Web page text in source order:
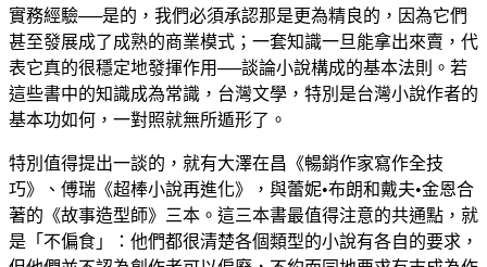
實務經驗──是的，我們必須承認那是更為精良的，因為它們
甚至發展成了成熟的商業模式；一套知識一旦能拿出來賣，代
表它真的很穩定地發揮作用──談論小說構成的基本法則。若
這些書中的知識成為常識，台灣文學，特別是台灣小說作者的
基本功如何，一對照就無所遁形了。
特別值得提出一談的，就有大澤在昌《暢銷作家寫作全技
巧》、傅瑞《超棒小說再進化》，與蕾妮•布朗和戴夫•金恩合
著的《故事造型師》三本。這三本書最值得注意的共通點，就
是「不偏食」：他們都很清楚各個類型的小說有各自的要求，